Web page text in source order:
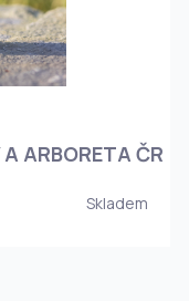
ARBORETA ČR
Skladem